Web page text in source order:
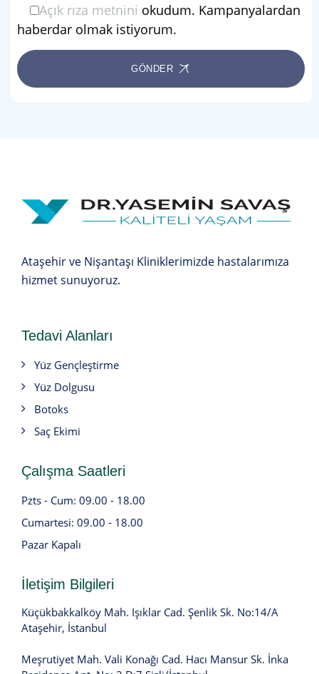
Açık rıza metnini okudum. Kampanyalardan
haberdar olmak istiyorum.
GÖNDER
Ataşehir ve Nişantaşı Kliniklerimizde hastalarımıza
hizmet sunuyoruz.
Tedavi Alanları
Yüz Gençleştirme
Yüz Dolgusu
Botoks
Saç Ekimi
Çalışma Saatleri
Pzts - Cum: 09.00 - 18.00
Cumartesi: 09.00 - 18.00
Pazar Kapalı
İletişim Bilgileri
Küçükbakkalköy Mah. Işıklar Cad. Şenlik Sk. No:14/A
Ataşehir, İstanbul
Meşrutiyet Mah. Vali Konağı Cad. Hacı Mansur Sk. İnka